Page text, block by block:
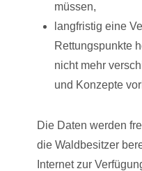
müssen,
langfristig eine
Rettungspunkte
nicht mehr
und Konzepte
Die Daten werden
die Waldbesitzer
Internet zur